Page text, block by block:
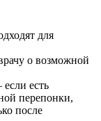
для
о возможной
есть
перепонки,
после